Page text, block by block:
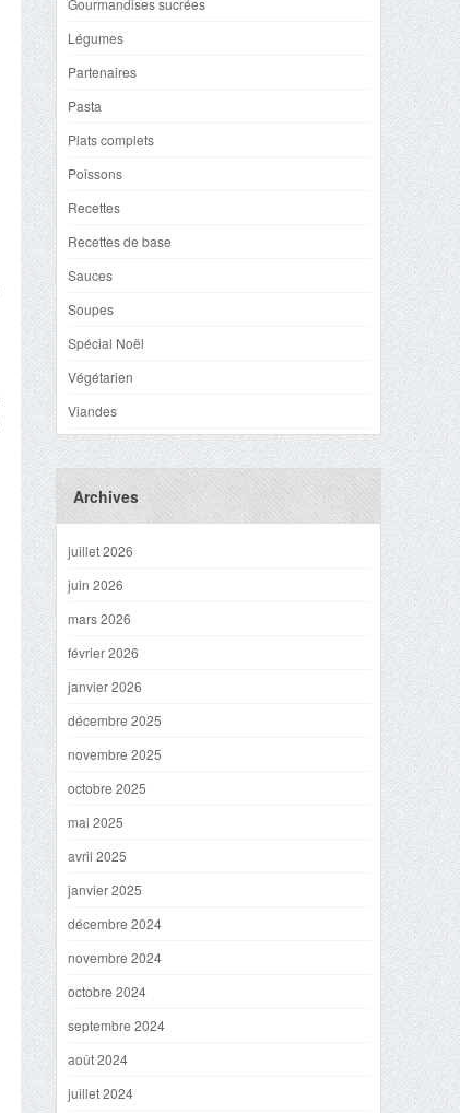
Gourmandises sucrées
Légumes
Partenaires
Pasta
Plats complets
Poissons
Recettes
Recettes de base
Sauces
Soupes
Spécial Noël
Végétarien
Viandes
Archives
juillet 2026
juin 2026
mars 2026
février 2026
janvier 2026
décembre 2025
novembre 2025
octobre 2025
mai 2025
avril 2025
janvier 2025
décembre 2024
novembre 2024
octobre 2024
septembre 2024
août 2024
juillet 2024